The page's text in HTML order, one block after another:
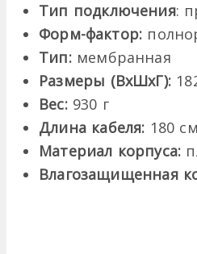
Тип подключения:
Форм-фактор:
Тип:мембранная
Размеры (ВхШхГ):
Вес: 930 г
Длина кабеля: 180 см
Материал корпуса:
Влагозащищенная